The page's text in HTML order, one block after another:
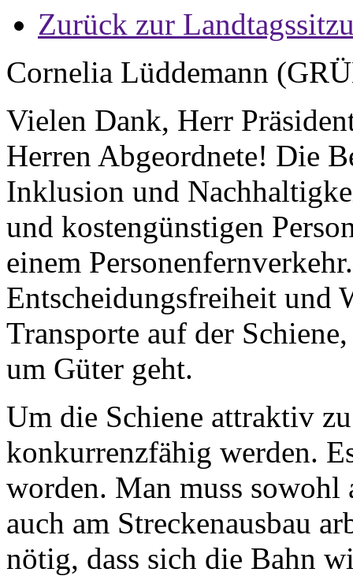
Zurück zur
Cornelia Lüddemann
Vielen Dank, Herr
Herren Abgeordnete! Die
Inklusion und
und kostengünstigen
einem
Entscheidungsfreiheit und
Transporte auf der
um Güter geht.
Um die Schiene attraktiv
konkurrenzfähig werden.
worden. Man muss sowohl
auch am Streckenausbau
nötig, dass sich die Bahn